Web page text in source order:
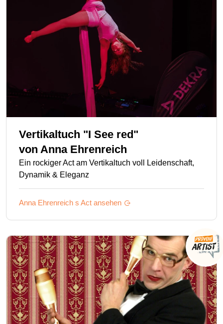
Vertikaltuch "I See red"
von Anna Ehrenreich
Ein rockiger Act am Vertikaltuch voll Leidenschaft,
Dynamik & Eleganz
Anna Ehrenreich s Act ansehen